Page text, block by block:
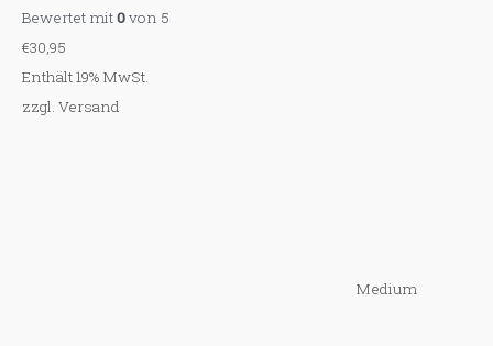
Bewertet mit0von 5
€30,95
Enthält 19% MwSt.
zzgl. Versand
Medium